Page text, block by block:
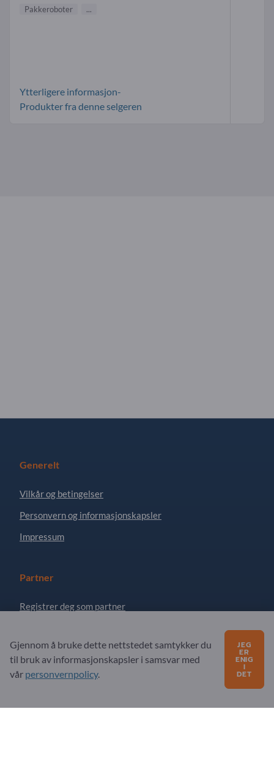
Pakkeroboter
...
Ytterligere informasjon-
Produkter fra denne selgeren
Generelt
Vilkår og betingelser
Personvern og informasjonskapsler
Impressum
Partner
Registrer deg som partner
Gjennom å bruke dette nettstedet samtykker du
til bruk av informasjonskapsler i samsvar med
vår personvernpolicy.
JEG
ER
ENIG
I
DET